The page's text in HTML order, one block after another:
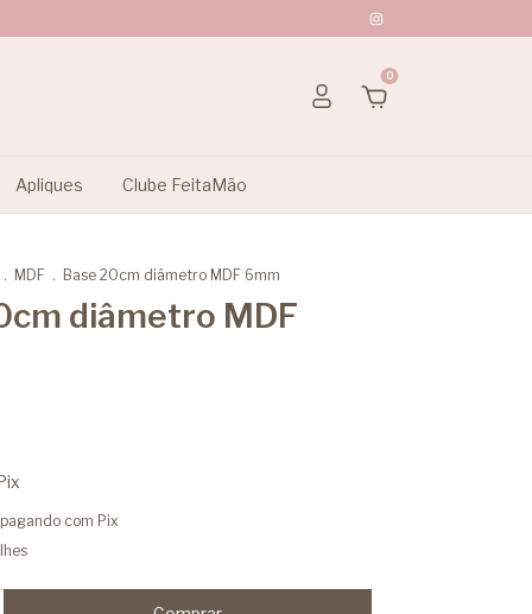
0
Apliques Clube FeitaMão
. MDF . Base 20cm diâmetro MDF 6mm
diâmetro MDF
pagando com Pix